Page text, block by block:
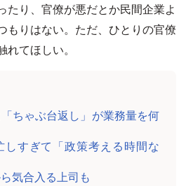
たり、官僚が悪だとか民間企業よ
もりはない。ただ、ひとりの官僚
てほしい。
ちゃぶ台返し」が業務量を何
しすぎて「政策考える時間な
気合入る上司も